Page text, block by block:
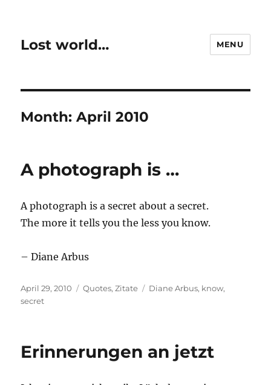
Lost world… MENU
Month:April 2010
A photograph is …
A photograph is a secret about a secret.
The more it tells you the less you know.
– Diane Arbus
Posted
on
April 29, 2010 Categories
Quotes,Zitate Tags
Diane Arbus, know,
secret
Erinnerungen an jetzt